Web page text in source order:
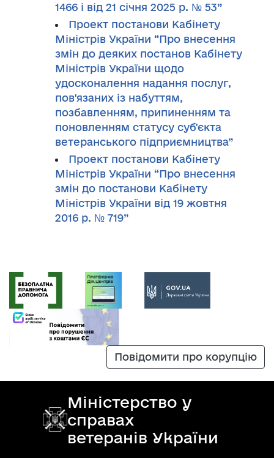
1466 і від 21 січня 2025 р. № 53”
Проект постанови Кабінету
Міністрів України “Про внесення
змін до деяких постанов Кабінету
Міністрів України щодо
удосконалення надання послуг,
пов'язаних із набуттям,
позбавленням, припиненням та
поновленням статусу суб'єкта
ветеранського підприємництва”
Проект постанови Кабінету
Міністрів України “Про внесення
змін до постанови Кабінету
Міністрів України від 19 жовтня
2016 р. № 719”
Повідомити про корупцію
Міністерство у
справах
ветеранів України